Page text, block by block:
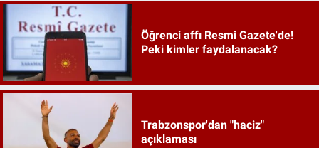
Öğrenci affı Resmi Gazete'de!
Peki kimler faydalanacak?
Trabzonspor'dan "haciz"
açıklaması